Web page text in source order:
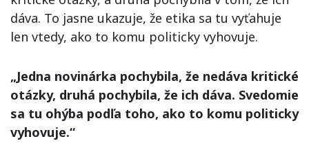
dáva. To jasne ukazuje, že etika sa tu vyťahuje
len vtedy, ako to komu politicky vyhovuje.
„Jedna novinárka pochybila, že nedáva kritické
otázky, druhá pochybila, že ich dáva. Svedomie
sa tu ohýba podľa toho, ako to komu politicky
vyhovuje.“